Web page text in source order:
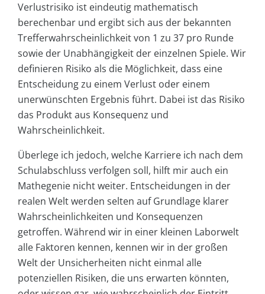
Verlustrisiko ist eindeutig mathematisch
berechenbar und ergibt sich aus der bekannten
Trefferwahrscheinlichkeit von 1 zu 37 pro Runde
sowie der Unabhängigkeit der einzelnen Spiele. Wir
definieren Risiko als die Möglichkeit, dass eine
Entscheidung zu einem Verlust oder einem
unerwünschten Ergebnis führt. Dabei ist das Risiko
das Produkt aus Konsequenz und
Wahrscheinlichkeit.
Überlege ich jedoch, welche Karriere ich nach dem
Schulabschluss verfolgen soll, hilft mir auch ein
Mathegenie nicht weiter. Entscheidungen in der
realen Welt werden selten auf Grundlage klarer
Wahrscheinlichkeiten und Konsequenzen
getroffen. Während wir in einer kleinen Laborwelt
alle Faktoren kennen, kennen wir in der großen
Welt der Unsicherheiten nicht einmal alle
potenziellen Risiken, die uns erwarten könnten,